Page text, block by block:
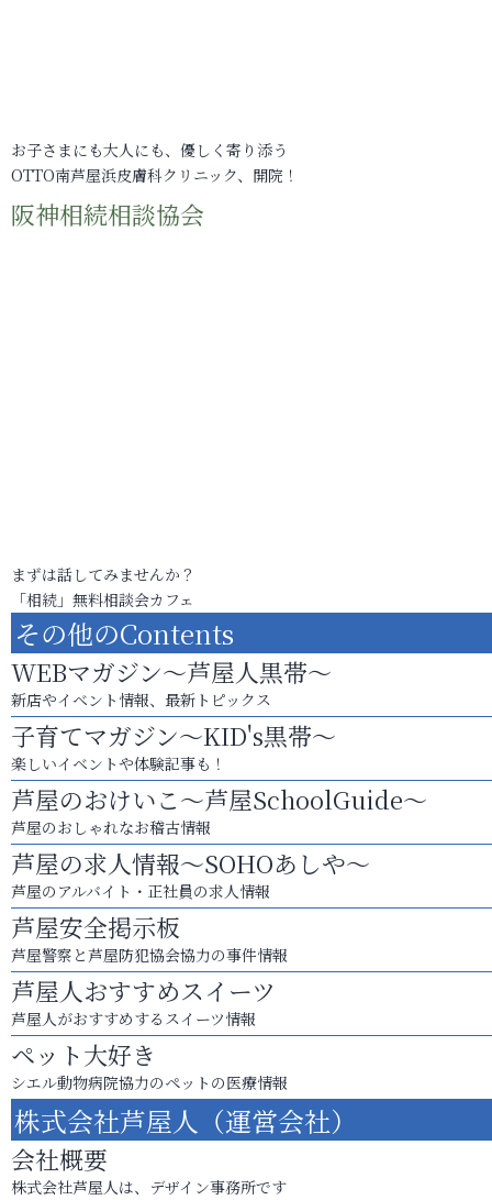
お子さまにも大人にも、優しく寄り添う
OTTO南芦屋浜皮膚科クリニック、開院！
阪神相続相談協会
まずは話してみませんか？
「相続」無料相談会カフェ
その他のContents
WEBマガジン～芦屋人黒帯～
新店やイベント情報、最新トピックス
子育てマガジン～KID's黒帯～
楽しいイベントや体験記事も！
芦屋のおけいこ～芦屋SchoolGuide～
芦屋のおしゃれなお稽古情報
芦屋の求人情報～SOHOあしや～
芦屋のアルバイト・正社員の求人情報
芦屋安全掲示板
芦屋警察と芦屋防犯協会協力の事件情報
芦屋人おすすめスイーツ
芦屋人がおすすめするスイーツ情報
ペット大好き
シエル動物病院協力のペットの医療情報
株式会社芦屋人（運営会社）
会社概要
株式会社芦屋人は、デザイン事務所です